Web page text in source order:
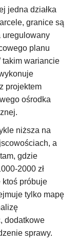
jedna działka
granice są
uregulowany
planu
takim wariancie
projektem
ośrodka
niższa na
a
gdzie
2000 zł
ktoś próbuje
tylko mapę
dodatkowe
sprawy.